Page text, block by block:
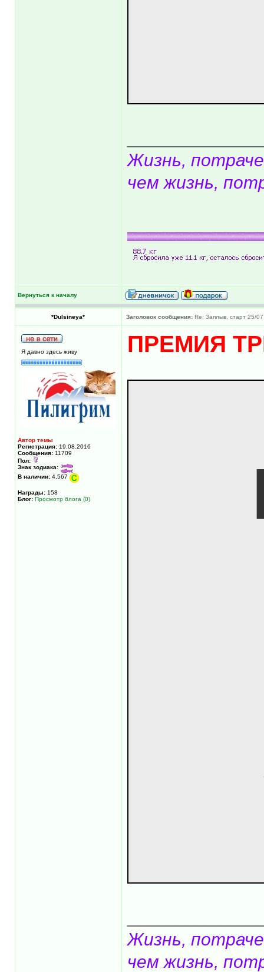
Жизнь,
чем жизнь,
Вернуться к началу
*Dulsineya* Заголовок сообщения: Re: Заплыв, старт 25/
Я давно здесь живу
Автор темы
Регистрация: 19.08.2016
Сообщения: 11709
Пол:
Знак зодиака:
В наличии: 4,567
Награды: 158
Блог: Просмотр блога (0)
ПРЕМИЯ
Жизнь,
чем жизнь,